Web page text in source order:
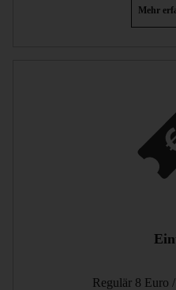
Mehr
Regulär 8 Euro